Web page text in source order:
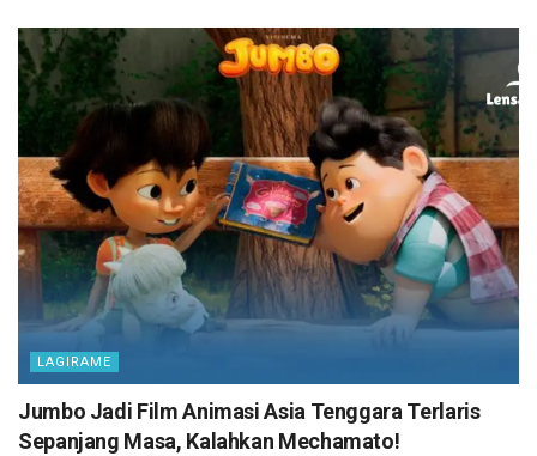
LAGIRAME
Jumbo Jadi Film Animasi Asia Tenggara Terlaris
Sepanjang Masa, Kalahkan Mechamato!